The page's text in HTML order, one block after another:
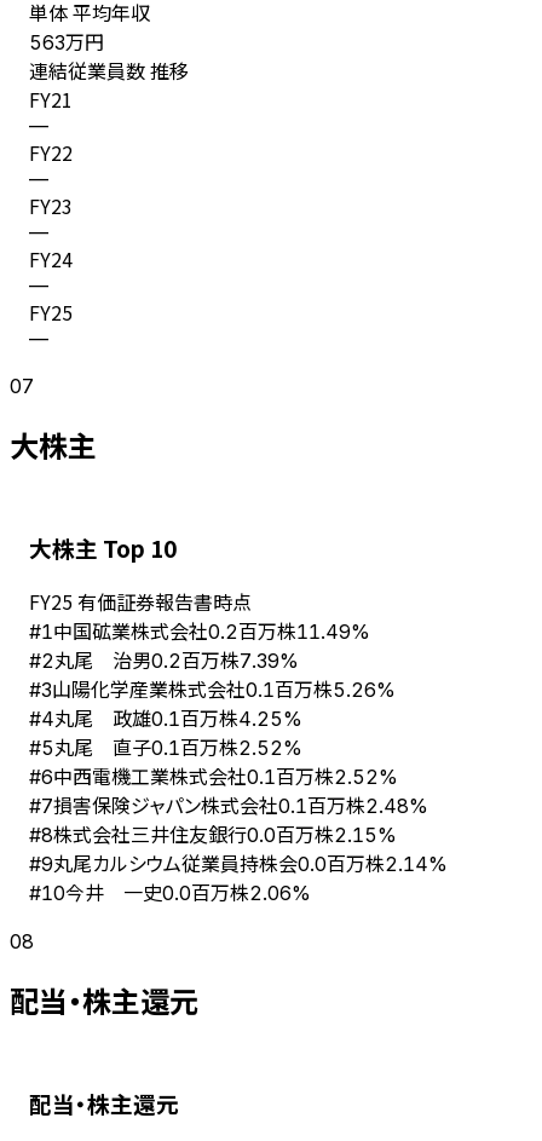
単体 平均年収
563万円
連結従業員数 推移
FY21
—
FY22
—
FY23
—
FY24
—
FY25
—
07
大株主
大株主 Top 10
FY25 有価証券報告書時点
#1中国砿業株式会社0.2百万株11.49%
#2丸尾 治男0.2百万株7.39%
#3山陽化学産業株式会社0.1百万株5.26%
#4丸尾 政雄0.1百万株4.25%
#5丸尾 直子0.1百万株2.52%
#6中西電機工業株式会社0.1百万株2.52%
#7損害保険ジャパン株式会社0.1百万株2.48%
#8株式会社三井住友銀行0.0百万株2.15%
#9丸尾カルシウム従業員持株会0.0百万株2.14%
#10今井 一史0.0百万株2.06%
08
配当・株主還元
配当・株主還元